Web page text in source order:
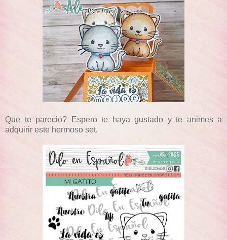
Que te pareció? Espero te haya gustado y te animes a
adquirir este hermoso set.